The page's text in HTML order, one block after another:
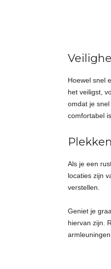
Hoewel snel
het veiligst,
omdat je
comfortabel
Als je een
locaties zijn
verstellen.
Geniet je
hiervan zijn.